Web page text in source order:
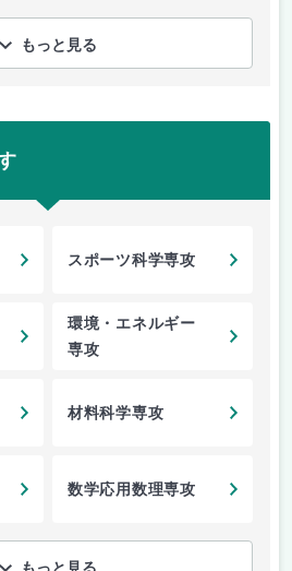
もっと見る
スポーツ科学専攻
環境・エネルギー
専攻
材料科学専攻
数学応用数理専攻
もっと見る